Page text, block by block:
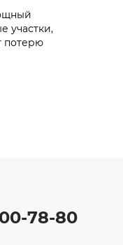
участки,
потерю
78-80